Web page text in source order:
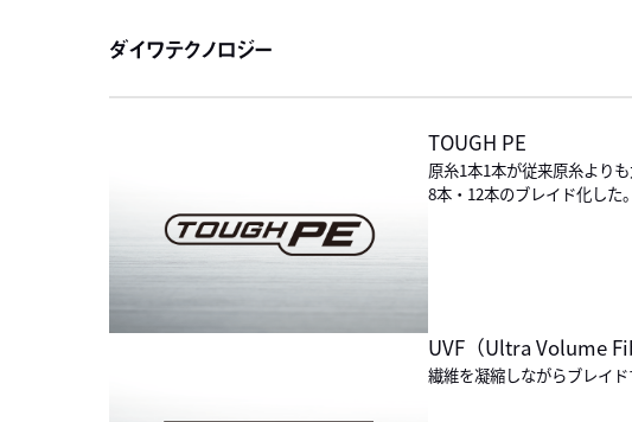
ダイワテクノロジー
TOUGH PE
原糸1本1本が従来原糸より
8本・12本のブレイド化した。
UVF（Ultra Volume
繊維を凝縮しながらブレイ